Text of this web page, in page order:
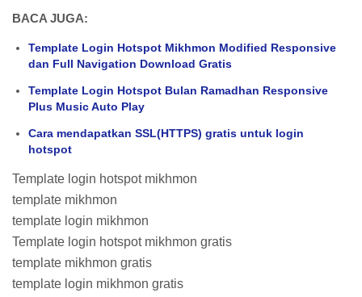
BACA JUGA:
Template Login Hotspot Mikhmon Modified Responsive
dan Full Navigation Download Gratis
Template Login Hotspot Bulan Ramadhan Responsive
Plus Music Auto Play
Cara mendapatkan SSL(HTTPS) gratis untuk login
hotspot
Template login hotspot mikhmon
template mikhmon
template login mikhmon
Template login hotspot mikhmon gratis
template mikhmon gratis
template login mikhmon gratis